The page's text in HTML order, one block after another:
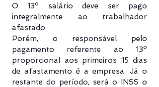
O 13º salário deve ser pago
integralmente ao trabalhador
afastado.
Porém, o responsável pelo
pagamento referente ao 13º
proporcional aos primeiros 15 dias
de afastamento é a empresa. Já o
restante do período, será o INSS o